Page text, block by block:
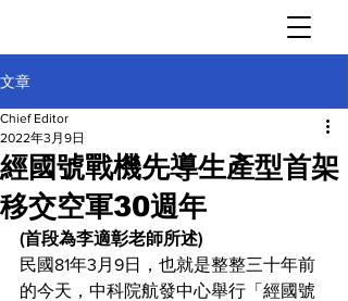
文章
經國號戰機先導生產型首架
移交空軍30週年
Chief Editor
2022年3月9日
(首段為李適彰老師所述)
民國81年3月9日，也就是整整三十年前
的今天，中科院航發中心舉行「經國號